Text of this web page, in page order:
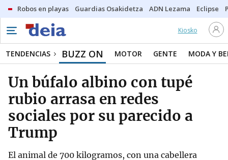
Robos en playas Guardias Osakidetza ADN Lezama Eclipse
Kiosko
TENDENCIAS BUZZ ON MOTOR GENTE MODA Y
Un búfalo albino con tupé
rubio arrasa en redes
sociales por su parecido a
Trump
El animal de 700 kilogramos, con una cabellera